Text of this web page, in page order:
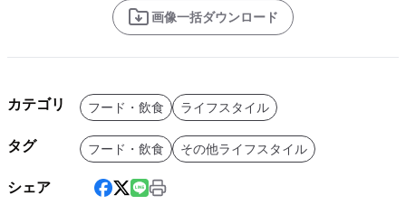
画像一括ダウンロード
カテゴリ フード・飲食 ライフスタイル
タグ フード・飲食 その他ライフスタイル
シェア